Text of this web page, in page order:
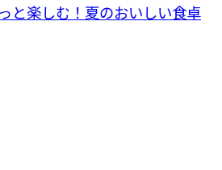
と楽しむ！夏のおいしい食卓